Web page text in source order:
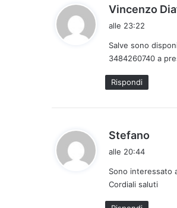
Vincenzo
alle 23:22
Salve sono
3484260740 a
Rispondi
Stefano
e
t
alle 20:44
Sono interessato
Cordiali saluti